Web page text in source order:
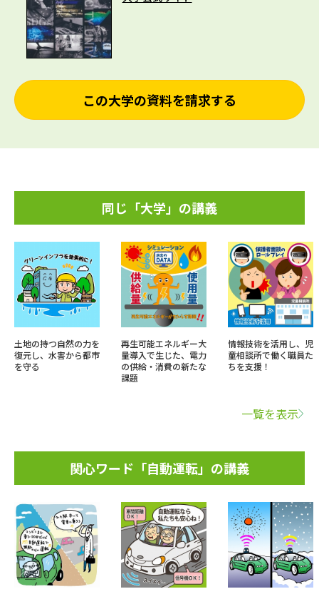
この大学の資料を請求する
同じ「大学」の講義
土地の持つ自然の力を
復元し、水害から都市
を守る
再生可能エネルギー大
量導入で生じた、電力
の供給・消費の新たな
課題
情報技術を活用し、児
童相談所で働く職員た
ちを支援！
一覧を表示
関心ワード「自動運転」の講義